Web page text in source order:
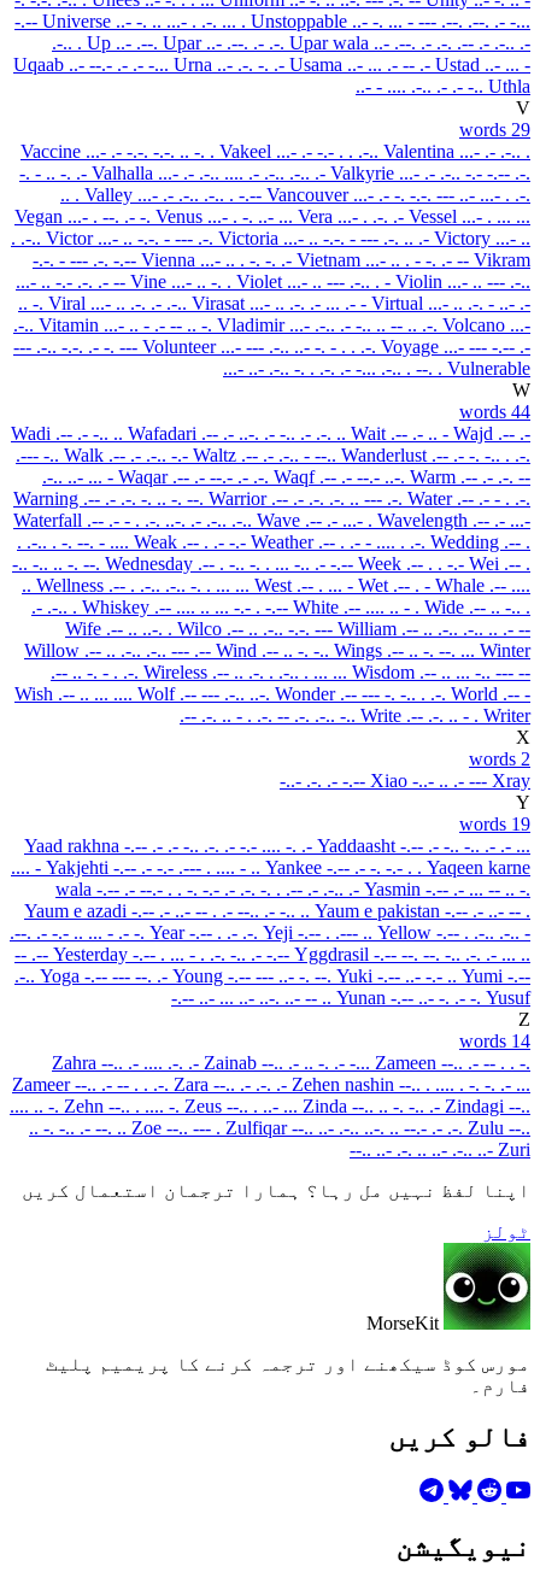
-.-- Universe ..- -. .. ...- . .-. ... . Unstoppable ..- -. ... - --- .--. .--. .- -...
.-.. . Up ..- .--. Upar ..- .--. .- .-. Upar wala ..- .--. .- .-. .-- .- .-.. .-
Uqaab ..- --.- .- .- -... Urna ..- .-. -. .- Usama ..- ... .- -- .- Ustad ..- ... -
.- -.. Uthla
..- - .... .-.. .-
V
29 words
Vaccine ...- .- -.-. -.-. .. -. . Vakeel ...- .- -.- . . .-.. Valentina ...- .- .-.. .
-. - .. -. .- Valhalla ...- .- .-.. .... .- .-.. .-.. .- Valkyrie ...- .- .-.. -.- -.-- .-.
.. . Valley ...- .- .-.. .-.. . -.-- Vancouver ...- .- -. -.-. --- ..- ...- . .-.
Vegan ...- . --. .- -. Venus ...- . -. ..- ... Vera ...- . .-. .- Vessel ...- . ... ...
. .-.. Victor ...- .. -.-. - --- .-. Victoria ...- .. -.-. - --- .-. .. .- Victory ...- ..
-.-. - --- .-. -.-- Vienna ...- .. . -. -. .- Vietnam ...- .. . - -. .- -- Vikram
...- .. -.- .-. .- -- Vine ...- .. -. . Violet ...- .. --- .-.. . - Violin ...- .. --- .-..
.. -. Viral ...- .. .-. .- .-.. Virasat ...- .. .-. .- ... .- - Virtual ...- .. .-. - ..- .-
.-.. Vitamin ...- .. - .- -- .. -. Vladimir ...- .-.. .- -.. .. -- .. .-. Volcano ...-
--- .-.. -.-. .- -. --- Volunteer ...- --- .-.. ..- -. - . . .-. Voyage ...- --- -.-- .-
--. . Vulnerable
...- ..- .-.. -. . .-. .- -... .-.. .
W
44 words
Wadi .-- .- -.. .. Wafadari .-- .- ..-. .- -.. .- .-. .. Wait .-- .- .. - Wajd .-- .-
.--- -.. Walk .-- .- .-.. -.- Waltz .-- .- .-.. - --.. Wanderlust .-- .- -. -.. . .-.
.-.. ..- ... - Waqar .-- .- --.- .- .-. Waqf .-- .- --.- ..-. Warm .-- .- .-. --
Warning .-- .- .-. -. .. -. --. Warrior .-- .- .-. .-. .. --- .-. Water .-- .- - . .-.
Waterfall .-- .- - . .-. ..-. .- .-.. .-.. Wave .-- .- ...- . Wavelength .-- .- ...-
. .-.. . -. --. - .... Weak .-- . .- -.- Weather .-- . .- - .... . .-. Wedding .-- .
-.. -.. .. -. --. Wednesday .-- . -.. -. . ... -.. .- -.-- Week .-- . . -.- Wei .-- .
.. Wellness .-- . .-.. .-.. -. . ... ... West .-- . ... - Wet .-- . - Whale .-- ....
.- .-.. . Whiskey .-- .... .. ... -.- . -.-- White .-- .... .. - . Wide .-- .. -.. .
Wife .-- .. ..-. . Wilco .-- .. .-.. -.-. --- William .-- .. .-.. .-.. .. .- --
Willow .-- .. .-.. .-.. --- .-- Wind .-- .. -. -.. Wings .-- .. -. --. ... Winter
.-- .. -. - . .-. Wireless .-- .. .-. . .-.. . ... ... Wisdom .-- .. ... -.. --- --
Wish .-- .. ... .... Wolf .-- --- .-.. ..-. Wonder .-- --- -. -.. . .-. World .-- -
-- .-. .-.. -.. Write .-- .-. .. - . Writer
.-- .-. .. - . .-.
X
2 words
Xiao -..- .. .- --- Xray
-..- .-. .- -.--
Y
19 words
Yaad rakhna -.-- .- .- -.. .-. .- -.- .... -. .- Yaddaasht -.-- .- -.. -.. .- .- ...
.... - Yakjehti -.-- .- -.- .--- . .... - .. Yankee -.-- .- -. -.- . . Yaqeen karne
wala -.-- .- --.- . . -. -.- .- .-. -. . .-- .- .-.. .- Yasmin -.-- .- ... -- .. -.
Yaum e azadi -.-- .- ..- -- . .- --.. .- -.. .. Yaum e pakistan -.-- .- ..- -- .
.--. .- -.- .. ... - .- -. Year-.-- . .- .-. Yeji -.-- . .--- .. Yellow -.-- . .-.. .-.. -
-- .-- Yesterday -.-- . ... - . .-. -.. .- -.-- Yggdrasil -.-- --. --. -.. .-. .- ... ..
.-.. Yoga -.-- --- --. .- Young -.-- --- ..- -. --. Yuki -.-- ..- -.- .. Yumi -.--
..- -- .. Yunan -.-- ..- -. .- -. Yusuf
-.-- ..- ... ..- ..-.
Z
14 words
Zahra --.. .- .... .-. .- Zainab --.. .- .. -. .- -... Zameen --.. .- -- . . -.
Zameer--.. .- -- . . .-. Zara --.. .- .-. .- Zehen nashin --.. . .... . -. -. .- ...
.... .. -. Zehn --.. . .... -. Zeus --.. . ..- ... Zinda --.. .. -. -.. .- Zindagi --..
.. -. -.. .- --. .. Zoe --.. --- . Zulfiqar--.. ..- .-.. ..-. .. --.- .- .-. Zulu --..
..- .-.. ..- Zuri
--.. ..- .-. ..
اپنا لفظ نہیں مل رہا؟ ہمارا ترجمان استعمال کریں
ٹولز
MorseKit
مورس کوڈ سیکھنے اور ترجمہ کرنے کا پریمیم پلیٹ
فارم۔
فالو کریں
نیویگیشن